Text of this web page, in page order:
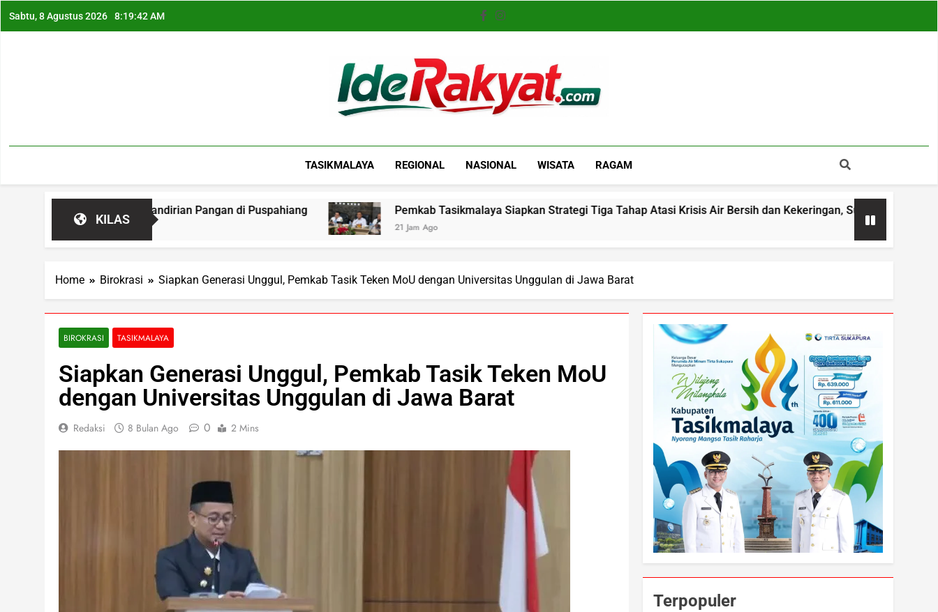
Sabtu, 8 Agustus 2026 8:19:42 AM
Iderakyat.com
TASIKMALAYA REGIONAL NASIONAL WISATA RAGAM
KILAS
Jalan Kemandirian Pangan di Puspahiang Pemkab Tasikmalaya Siapkan Strategi Tiga Tahap Atasi Krisis Air Bersih dan Kekeringan, Sumur Bor hingga Reboisasi
21 Jam Ago
Home Birokrasi Siapkan Generasi Unggul, Pemkab Tasik Teken MoU dengan Universitas Unggulan di Jawa Barat
BIROKRASI TASIKMALAYA
Siapkan Generasi Unggul, Pemkab Tasik Teken MoU
dengan Universitas Unggulan di Jawa Barat
Redaksi 8 Bulan Ago 0 2 Mins
Terpopuler